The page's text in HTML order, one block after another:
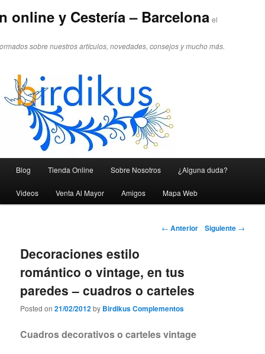
online y Cestería – Barcelona el
sobre nuestros artículos, novedades, consejos y mucho más.
Ir al contenido principal
Ir al contenido secundario
Blog Tienda Online Sobre Nosotros ¿Alguna duda?
Videos Venta Al Mayor Amigos Mapa Web
Navegador de artículos
← Anterior Siguiente →
Decoraciones estilo
romántico o vintage, en tus
paredes – cuadros o carteles
Posted on21/02/2012by Birdikus Complementos
Cuadros decorativos o carteles vintage